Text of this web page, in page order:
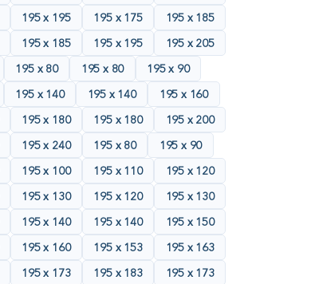
195 х 195 195 х 175
195 х 185
195 х 185 195 х 195
195 х 205
195 х 80 195 х 80
195 х 90
195 х 140 195 х 140
195 х 160
195 х 180 195 х 180
195 х 200
195 х 240 195 х 80
195 х 90
195 х 100 195 х 110
195 х 120
195 х 130 195 х 120
195 х 130
195 х 140 195 х 140
195 х 150
195 х 160 195 х 153
195 х 163
195 х 173 195 х 183
195 х 173